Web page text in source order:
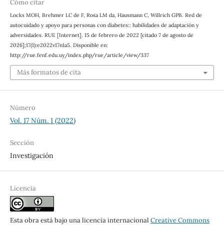
Cómo citar
Locks MOH, Brehmer LC de F, Rosa LM da, Hausmann C, Willrich GPB. Red de
autocuidado y apoyo para personas con diabetes:: habilidades de adaptación y
adversidades. RUE [Internet]. 15 de febrero de 2022 [citado 7 de agosto de
2026];17(1):e2022v17n1a5. Disponible en:
http://rue.fenf.edu.uy/index.php/rue/article/view/337
Más formatos de cita
Número
Vol. 17 Núm. 1 (2022)
Sección
Investigación
Licencia
Esta obra está bajo una licencia internacional Creative Commons